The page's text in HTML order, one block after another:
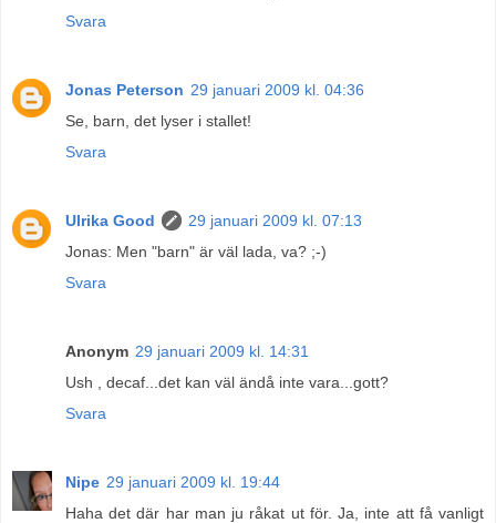
Svara
Jonas Peterson 29 januari 2009 kl. 04:36
Se, barn, det lyser i stallet!
Svara
Ulrika Good
29 januari 2009 kl. 07:13
Jonas: Men "barn" är väl lada, va? ;-)
Svara
Anonym 29 januari 2009 kl. 14:31
Ush , decaf...det kan väl ändå inte vara...gott?
Svara
Nipe 29 januari 2009 kl. 19:44
Haha det där har man ju råkat ut för. Ja, inte att få vanligt